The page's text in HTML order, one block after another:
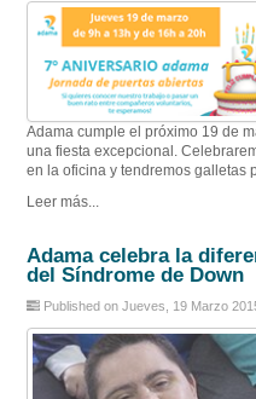
Adama cumple el próximo 19 de
una fiesta excepcional.
en la oficina y tendremos galletas
Leer más...
Adama celebra la
del Síndrome de Down
Published on Jueves, 19 Marzo